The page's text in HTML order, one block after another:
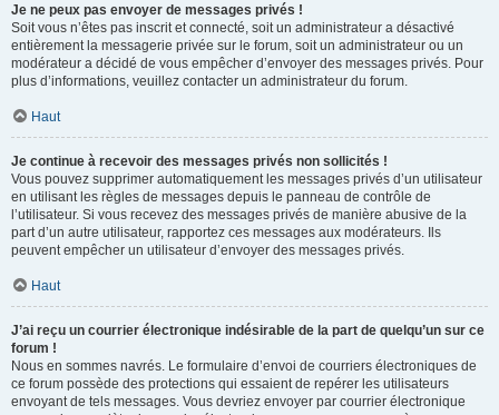
Je ne peux pas envoyer de messages privés !
Soit vous n’êtes pas inscrit et connecté, soit un administrateur a désactivé
entièrement la messagerie privée sur le forum, soit un administrateur ou un
modérateur a décidé de vous empêcher d’envoyer des messages privés. Pour
plus d’informations, veuillez contacter un administrateur du forum.
Haut
Je continue à recevoir des messages privés non sollicités !
Vous pouvez supprimer automatiquement les messages privés d’un utilisateur
en utilisant les règles de messages depuis le panneau de contrôle de
l’utilisateur. Si vous recevez des messages privés de manière abusive de la
part d’un autre utilisateur, rapportez ces messages aux modérateurs. Ils
peuvent empêcher un utilisateur d’envoyer des messages privés.
Haut
J’ai reçu un courrier électronique indésirable de la part de quelqu’un sur ce
forum !
Nous en sommes navrés. Le formulaire d’envoi de courriers électroniques de
ce forum possède des protections qui essaient de repérer les utilisateurs
envoyant de tels messages. Vous devriez envoyer par courrier électronique